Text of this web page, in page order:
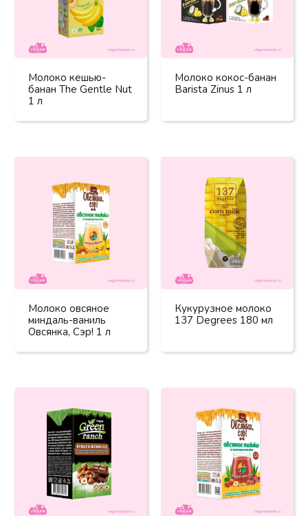
Молоко кешью-
банан The Gentle Nut
1 л
Молоко кокос-банан
Barista Zinus 1 л
Молоко овсяное
миндаль-ваниль
Овсянка, Сэр! 1 л
Кукурузное молоко
137 Degrees 180 мл